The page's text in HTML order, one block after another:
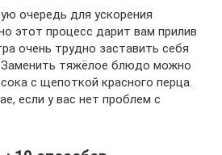
очередь для ускорения
этот процесс дарит вам прилив
очень трудно заставить себя
тяжёлое блюдо можно
с щепоткой красного перца.
если у вас нет проблем с